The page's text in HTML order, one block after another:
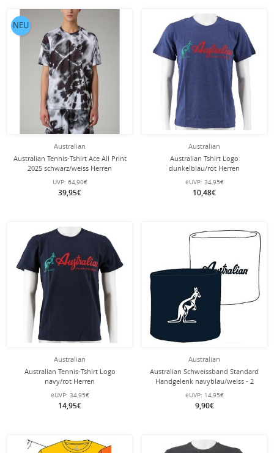
Australian
Australian Tennis-Tshirt Ace All Print
2025 schwarz/weiss Herren
UVP: 64,90€
39,95€
NEU
Australian
Australian Tshirt Logo
dunkelblau/rot Herren
eUVP: 34,95€
10,48€
Australian
Australian Tennis-Tshirt Logo
navy/rot Herren
eUVP: 34,95€
14,95€
Australian
Australian Schweissband Standard
Handgelenk navyblau/weiss - 2
Stück
eUVP: 14,95€
9,90€